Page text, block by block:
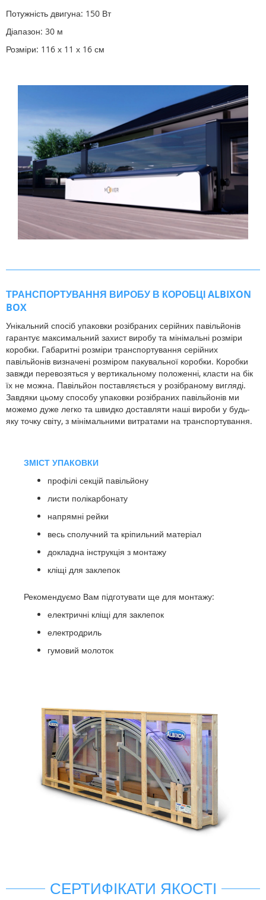
Потужність двигуна: 150 Вт
Діапазон: 30 м
Розміри: 116 х 11 х 16 см
ТРАНСПОРТУВАННЯ ВИРОБУ В КОРОБЦІ ALBIXON
BOX
Унікальний спосіб упаковки розібраних серійних павільйонів
гарантує максимальний захист виробу та мінімальні розміри
коробки. Габаритні розміри транспортування серійних
павільйонів визначені розміром пакувальної коробки. Коробки
завжди перевозяться у вертикальному положенні, класти на бік
їх не можна. Павільйон поставляється у розібраному вигляді.
Завдяки цьому способу упаковки розібраних павільйонів ми
можемо дуже легко та швидко доставляти наші вироби у будь-
яку точку світу, з мінімальними витратами на транспортування.
ЗМІСТ УПАКОВКИ
профілі секцій павільйону
листи полікарбонату
напрямні рейки
весь сполучний та кріпильний матеріал
докладна інструкція з монтажу
кліщі для заклепок
Рекомендуємо Вам підготувати ще для монтажу:
електричні кліщі для заклепок
електродриль
гумовий молоток
СЕРТИФІКАТИ ЯКОСТІ